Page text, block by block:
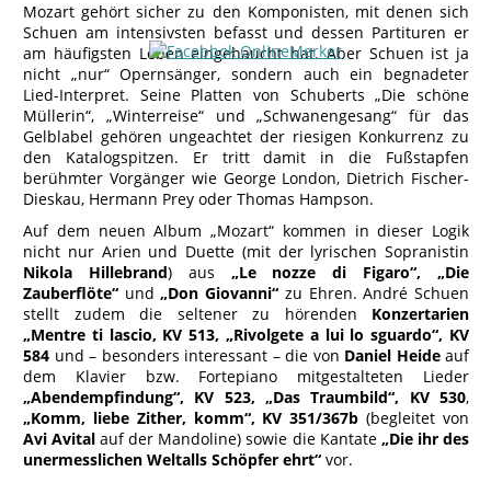
Mozart gehört sicher zu den Komponisten, mit denen sich
Schuen am intensivsten befasst und dessen Partituren er
am häufigsten Leben eingehaucht hat. Aber Schuen ist ja
nicht „nur“ Opernsänger, sondern auch ein begnadeter
Lied-Interpret. Seine Platten von Schuberts „Die schöne
Müllerin“, „Winterreise“ und „Schwanengesang“ für das
Gelblabel gehören ungeachtet der riesigen Konkurrenz zu
den Katalogspitzen. Er tritt damit in die Fußstapfen
berühmter Vorgänger wie George London, Dietrich Fischer-
Dieskau, Hermann Prey oder Thomas Hampson.
Auf dem neuen Album „Mozart“ kommen in dieser Logik
nicht nur Arien und Duette (mit der lyrischen Sopranistin
Nikola Hillebrand) aus „Le nozze di Figaro“, „Die
Zauberflöte“ und„Don Giovanni“ zu Ehren. André Schuen
stellt zudem die seltener zu hörenden Konzertarien
„Mentre ti lascio, KV 513, „Rivolgete a lui lo sguardo“, KV
584 und – besonders interessant – die von Daniel Heideauf
dem Klavier bzw. Fortepiano mitgestalteten Lieder
„Abendempfindung“, KV 523, „Das Traumbild“, KV 530,
„Komm, liebe Zither, komm“, KV 351/367b(begleitet von
Avi Avitalauf der Mandoline) sowie die Kantate„Die ihr des
unermesslichen Weltalls Schöpfer ehrt“ vor.